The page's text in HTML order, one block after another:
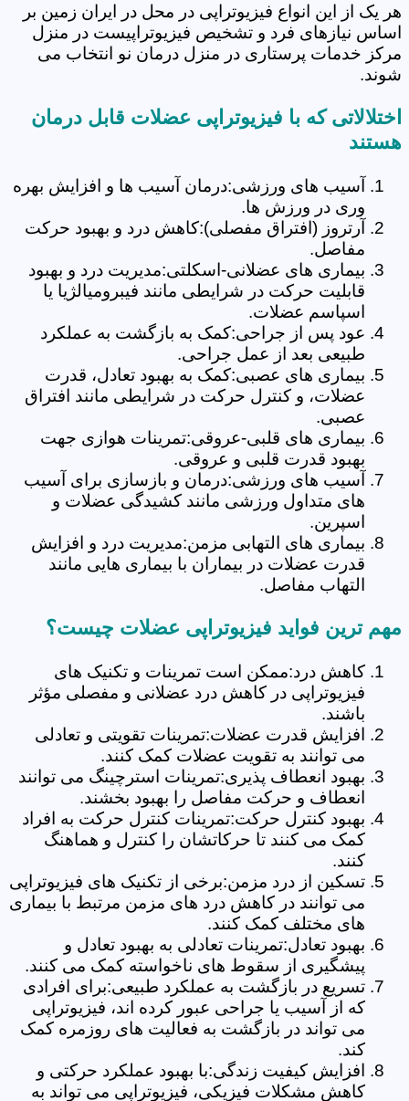
هر یک از این انواع فیزیوتراپی در محل در ایران زمین بر
اساس نیازهای فرد و تشخیص فیزیوتراپیست در منزل
مرکز خدمات پرستاری در منزل درمان نو انتخاب می
شوند.
اختلالاتی که با فیزیوتراپی عضلات قابل درمان
هستند
آسیب های ورزشی:درمان آسیب ها و افزایش بهره
وری در ورزش ها.
آرتروز (افتراق مفصلی):کاهش درد و بهبود حرکت
مفاصل.
بیماری های عضلانی-اسکلتی:مدیریت درد و بهبود
قابلیت حرکت در شرایطی مانند فیبرومیالژیا یا
اسپاسم عضلات.
عود پس از جراحی:کمک به بازگشت به عملکرد
طبیعی بعد از عمل جراحی.
بیماری های عصبی:کمک به بهبود تعادل، قدرت
عضلات، و کنترل حرکت در شرایطی مانند افتراق
عصبی.
بیماری های قلبی-عروقی:تمرینات هوازی جهت
بهبود قدرت قلبی و عروقی.
آسیب های ورزشی:درمان و بازسازی برای آسیب
های متداول ورزشی مانند کشیدگی عضلات و
اسپرین.
بیماری های التهابی مزمن:مدیریت درد و افزایش
قدرت عضلات در بیماران با بیماری هایی مانند
التهاب مفاصل.
مهم ترین فواید فیزیوتراپی عضلات چیست؟
کاهش درد:ممکن است تمرینات و تکنیک های
فیزیوتراپی در کاهش درد عضلانی و مفصلی مؤثر
باشند.
افزایش قدرت عضلات:تمرینات تقویتی و تعادلی
می توانند به تقویت عضلات کمک کنند.
بهبود انعطاف پذیری:تمرینات استرچینگ می توانند
انعطاف و حرکت مفاصل را بهبود بخشند.
بهبود کنترل حرکت:تمرینات کنترل حرکت به افراد
کمک می کنند تا حرکاتشان را کنترل و هماهنگ
کنند.
تسکین از درد مزمن:برخی از تکنیک های فیزیوتراپی
می توانند در کاهش درد های مزمن مرتبط با بیماری
های مختلف کمک کنند.
بهبود تعادل:تمرینات تعادلی به بهبود تعادل و
پیشگیری از سقوط های ناخواسته کمک می کنند.
تسریع در بازگشت به عملکرد طبیعی:برای افرادی
که از آسیب یا جراحی عبور کرده اند، فیزیوتراپی
می تواند در بازگشت به فعالیت های روزمره کمک
کند.
افزایش کیفیت زندگی:با بهبود عملکرد حرکتی و
کاهش مشکلات فیزیکی، فیزیوتراپی می تواند به